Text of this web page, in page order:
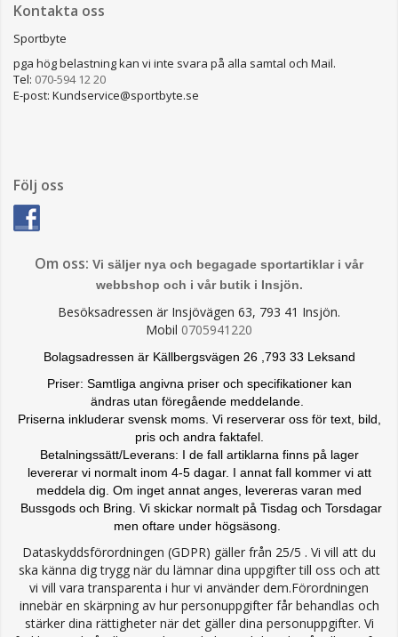
Kontakta oss
Sportbyte
pga hög belastning kan vi inte svara på alla samtal och Mail.
Tel: 070-594 12 20
E-post: Kundservice@sportbyte.se
Följ oss
Om oss: Vi säljer nya och begagade sportartiklar i vår
webbshop och i vår butik i Insjön.
Besöksadressen är Insjövägen 63, 793 41 Insjön.
Mobil 0705941220
Bolagsadressen är Källbergsvägen 26 ,793 33 Leksand
Priser: Samtliga angivna priser och specifikationer kan
ändras utan föregående meddelande.
Priserna inkluderar svensk moms. Vi reserverar oss för text, bild,
pris och andra faktafel.
Betalningssätt/Leverans: I de fall artiklarna finns på lager
levererar vi normalt inom 4-5 dagar. I annat fall kommer vi att
meddela dig. Om inget annat anges, levereras varan med
Bussgods och Bring. Vi skickar normalt på Tisdag och Torsdagar
men oftare under högsäsong.
Dataskyddsförordningen (GDPR) gäller från 25/5 . Vi vill att du
ska känna dig trygg när du lämnar dina uppgifter till oss och att
vi vill vara transparenta i hur vi använder dem.Förordningen
innebär en skärpning av hur personuppgifter får behandlas och
stärker dina rättigheter när det gäller dina personuppgifter. Vi